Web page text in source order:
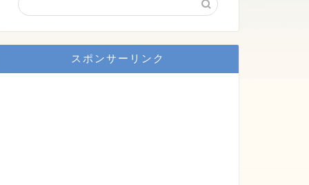
スポンサーリンク